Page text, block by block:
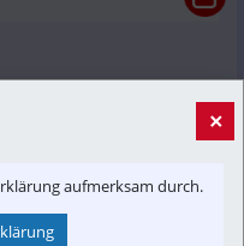
Facebook und
×
aufmerksam durch.